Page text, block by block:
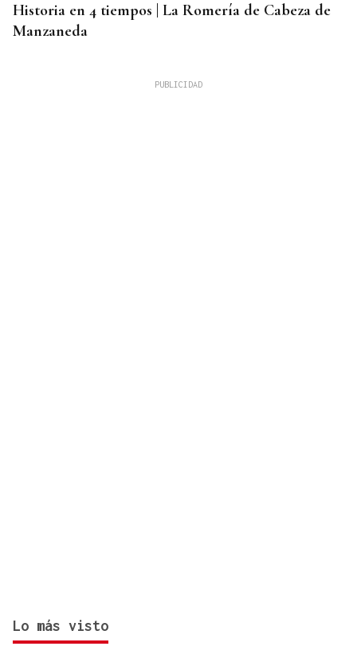
Historia en 4 tiempos | La Romería de Cabeza de
Manzaneda
Lo más visto